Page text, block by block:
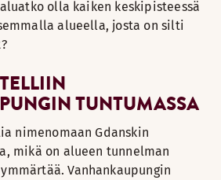
olla kaiken keskipisteessä
alueella, josta on silti
TUNTUMASSA
nimenomaan Gdanskin
mikä on alueen tunnelman
Vanhankaupungin